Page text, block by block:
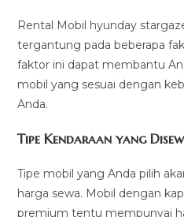
Rental Mobil hyunday
tergantung pada beberapa
faktor ini dapat membantu
mobil yang sesuai dengan
Anda.
Tipe Kendaraan yang
Tipe mobil yang Anda pilih
harga sewa. Mobil dengan
premium tentu mempunyai